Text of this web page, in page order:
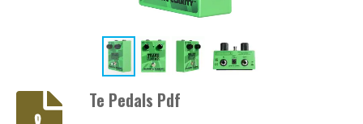
Te Pedals Pdf